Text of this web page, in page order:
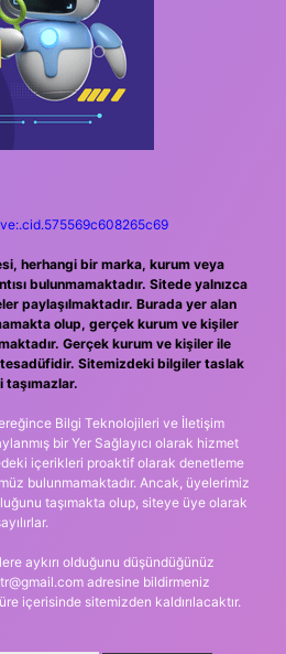
herhangi bir marka, kurum veya
bulunmamaktadır. Sitede yalnızca
paylaşılmaktadır. Burada yer alan
olup, gerçek kurum ve kişiler
Gerçek kurum ve kişiler ile
Sitemizdeki bilgiler taslak
Bilgi Teknolojileri ve İletişim
bir Yer Sağlayıcı olarak hizmet
içerikleri proaktif olarak denetleme
bulunmamaktadır. Ancak, üyelerimiz
taşımakta olup, siteye üye olarak
aykırı olduğunu düşündüğünüz
adresine bildirmeniz
içerisinde sitemizden kaldırılacaktır.